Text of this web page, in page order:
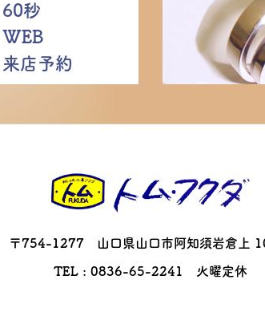
60秒
WEB
来店予約
〒754-1277 山口県山口市阿知須岩倉上
TEL : 0836-65-2241 火曜定休